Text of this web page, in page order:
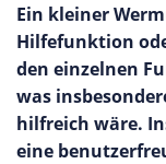
Ein kleiner
Hilfefunktion
den einzelnen
was
hilfreich wäre.
eine